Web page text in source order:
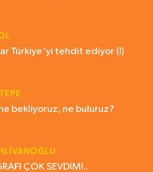
Türkiye'yi tehdit ediyor (!)
bekliyoruz, ne buluruz?
ÇOK SEVDİM!..